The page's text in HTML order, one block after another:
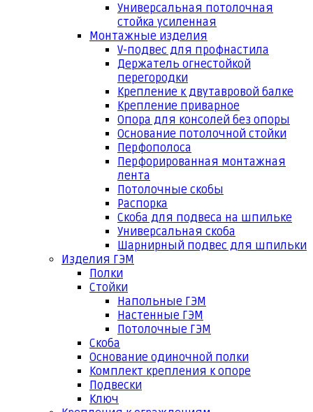
Универсальная потолочная
стойка усиленная
Монтажные изделия
V-подвес для профнастила
Держатель огнестойкой
перегородки
Крепление к двутавровой балке
Крепление приварное
Опора для консолей без опоры
Основание потолочной стойки
Перфополоса
Перфорированная монтажная
лента
Потолочные скобы
Распорка
Скоба для подвеса на шпильке
Универсальная скоба
Шарнирный подвес для шпильки
Изделия ГЭМ
Полки
Стойки
Напольные ГЭМ
Настенные ГЭМ
Потолочные ГЭМ
Скоба
Основание одиночной полки
Комплект крепления к опоре
Подвески
Ключ